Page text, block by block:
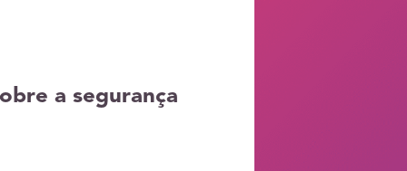
a segurança